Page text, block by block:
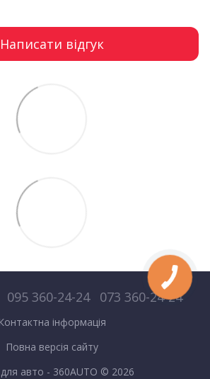
Написати відгук
095 360-24-24 073 360-24-24
Контактна інформація
Повна версія сайту
авто - 360AUTO © 2026